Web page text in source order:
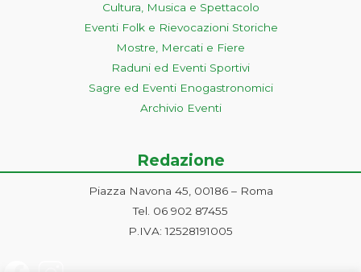
Cultura, Musica e Spettacolo
Eventi Folk e Rievocazioni Storiche
Mostre, Mercati e Fiere
Raduni ed Eventi Sportivi
Sagre ed Eventi Enogastronomici
Archivio Eventi
Redazione
Piazza Navona 45, 00186 – Roma
Tel. 06 902 87455
P.IVA: 12528191005